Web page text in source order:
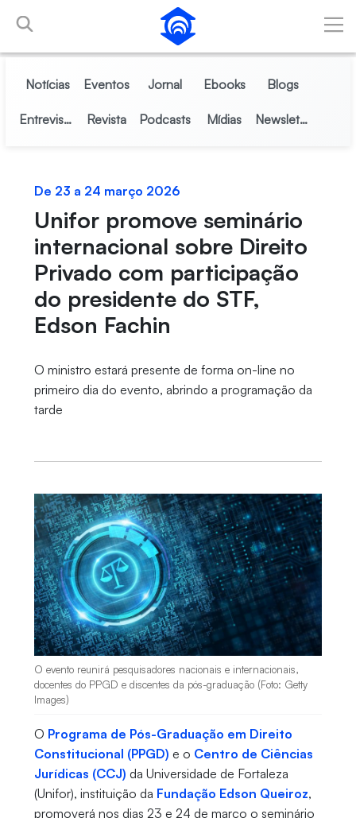
Pular para o Conteúdo principal
Notícias Eventos Jornal Ebooks Blogs
Entrevistas Revista Podcasts Mídias Newsletter
De 23 a 24 março 2026
Unifor promove seminário
internacional sobre Direito
Privado com participação
do presidente do STF,
Edson Fachin
O ministro estará presente de forma on-line no
primeiro dia do evento, abrindo a programação da
tarde
O evento reunirá pesquisadores nacionais e internacionais,
docentes do PPGD e discentes da pós-graduação (Foto: Getty
Images)
O Programa de Pós-Graduação em Direito
Constitucional (PPGD) e o Centro de Ciências
Jurídicas (CCJ) da Universidade de Fortaleza
(Unifor), instituição da Fundação Edson Queiroz,
promoverá nos dias 23 e 24 de março o seminário